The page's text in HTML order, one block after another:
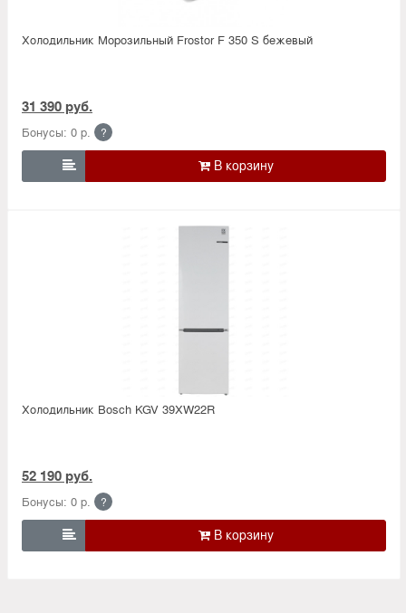
Холодильник Морозильный Frostor F 350 S бежевый
31 390 руб.
Бонусы: 0 р. ?

Холодильник Bosсh KGV 39XW22R
52 190 руб.
Бонусы: 0 р. ?
